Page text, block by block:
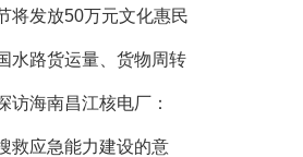
将发放50万元文化惠民
水路货运量、货物周转
访海南昌江核电厂：
救应急能力建设的意